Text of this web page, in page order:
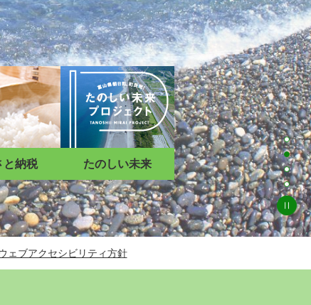
1枚
2枚
3枚
4枚
ス
と納税 たのしい未来
ェブアクセシビリティ方針